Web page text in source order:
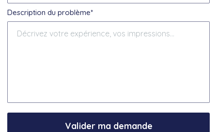
Description du problème*
Valider ma demande